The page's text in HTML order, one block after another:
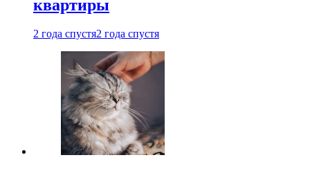
квартиры
2 года спустя2 года спустя